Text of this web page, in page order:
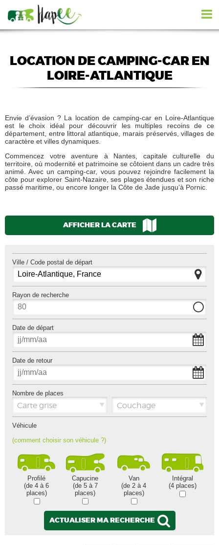
LOCATION DE CAMPING-CAR EN
LOIRE-ATLANTIQUE
Envie d’évasion ? La location de camping-car en Loire-Atlantique
est le choix idéal pour découvrir les multiples recoins de ce
département, entre littoral atlantique, marais préservés, villages de
caractère et villes dynamiques.
Commencez votre aventure à Nantes, capitale culturelle du
territoire, où modernité et patrimoine se côtoient dans un cadre très
animé. Avec un camping-car, vous pouvez rejoindre facilement la
côte pour explorer Saint-Nazaire, ses plages étendues et son riche
passé maritime, ou encore longer la Côte de Jade jusqu’à Pornic.
AFFICHER LA CARTE
Ville / Code postal de départ
Rayon de recherche
Date de départ
Date de retour
Nombre de places
Carte grise Couchage
Véhicule
(comment choisir son véhicule ?)
Profilé
(de 4 à 6
places)
Capucine
(de 5 à 7
places)
Van
(de 2 à 4
places)
Intégral
(4 places)
ACTUALISER MA RECHERCHE